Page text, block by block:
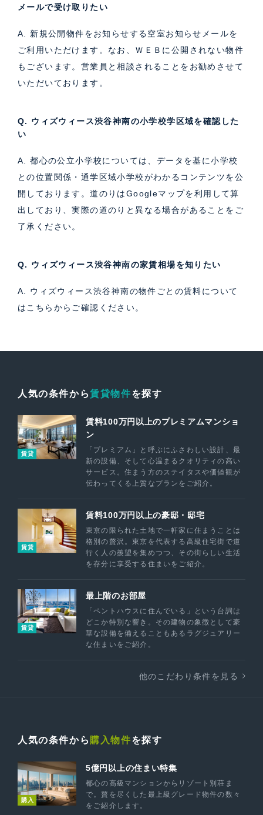
メールで受け取りたい
A. 新規公開物件をお知らせする空室お知らせメールを
ご利用いただけます。なお、ＷＥＢに公開されない物件
もございます。営業員と相談されることをお勧めさせて
いただいております。
Q. ウィズウィース渋谷神南の小学校学区域を確認した
い
A. 都心の公立小学校については、データを基に小学校
との位置関係・通学区域小学校がわかるコンテンツを公
開しております。道のりはGoogleマップを利用して算
出しており、実際の道のりと異なる場合があることをご
了承ください。
Q. ウィズウィース渋谷神南の家賃相場を知りたい
A. ウィズウィース渋谷神南の物件ごとの賃料について
は こちら からご確認ください。
人気の条件から賃貸物件を探す
賃貸
賃料100万円以上のプレミアムマンショ
ン
「プレミアム」と呼ぶにふさわしい設計、最
新の設備、そして心温まるクオリティの高い
サービス。住まう方のステイタスや価値観が
伝わってくる上質なプランをご紹介。
賃貸
賃料100万円以上の豪邸・邸宅
東京の限られた土地で一軒家に住まうことは
格別の贅沢。東京を代表する高級住宅街で道
行く人の羨望を集めつつ、その街らしい生活
を存分に享受する住まいをご紹介。
賃貸
最上階のお部屋
「ペントハウスに住んでいる」という台詞は
どこか特別な響き。その建物の象徴として豪
華な設備を備えることもあるラグジュアリー
な住まいをご紹介。
他のこだわり条件を見る
人気の条件から 購入物件を探す
購入
5億円以上の住まい特集
都心の高級マンションからリゾート別荘ま
で。贅を尽くした最上級グレード物件の数々
をご紹介します。